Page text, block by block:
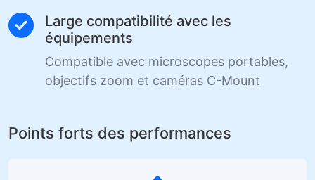
Large compatibilité avec les
équipements
Compatible avec microscopes portables,
objectifs zoom et caméras C-Mount
Points forts des performances